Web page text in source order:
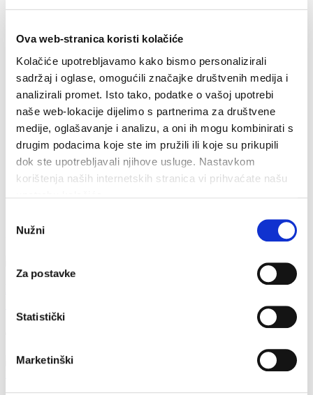
Ova web-stranica koristi kolačiće
Kolačiće upotrebljavamo kako bismo personalizirali
sadržaj i oglase, omogućili značajke društvenih medija i
analizirali promet. Isto tako, podatke o vašoj upotrebi
naše web-lokacije dijelimo s partnerima za društvene
medije, oglašavanje i analizu, a oni ih mogu kombinirati s
drugim podacima koje ste im pružili ili koje su prikupili
dok ste upotrebljavali njihove usluge. Nastavkom
korištenja naših internetskih stranica vi prihvaćate našu
pristanka
Nužni
Za postavke
Statistički
Marketinški
2021
Natječaj - stipendije za uspješne studente 2020-2021
Dodjela nagrada volonterima 2020.
Oglas za prijam u službu na određeno vrijeme
Javni natječaj za prijam u službu u Pogonu za obavljanje
komunalnih djelatnosti
Zakup poslovnih prostora u vlasništvu Grada Makarske
Obavijest i uputa kandidatima
Obavijest o prethodnoj provjeri znanja
Obavijest o odgodi prethodne provjere znanja
Obavijest o novom terminu održavanja prethodne provjere
znanja
Zadnje vijesti